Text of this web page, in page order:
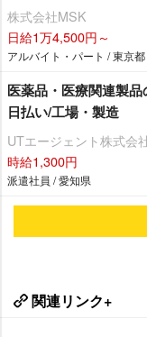
株式会社MSK
日給1万4,500円～
アルバイト・パート / 東京都
医薬品・医療関連製
日払い/工場・製造
UTエージェント株式会
時給1,300円
派遣社員 / 愛知県
関連リンク+